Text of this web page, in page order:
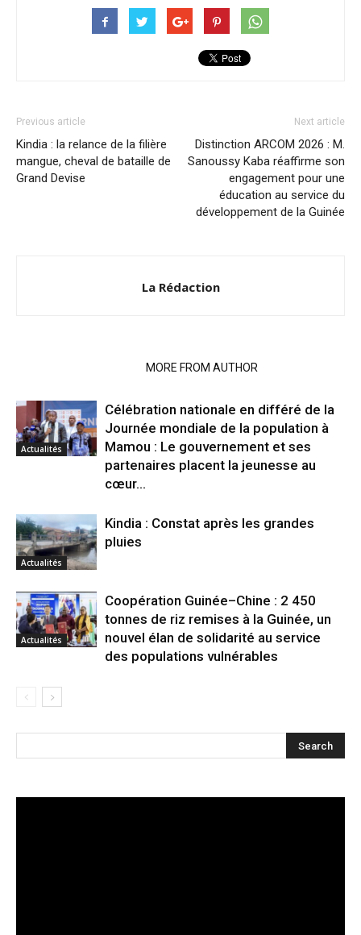
Previous article
Kindia : la relance de la filière
mangue, cheval de bataille de
Grand Devise
Next article
Distinction ARCOM 2026 : M.
Sanoussy Kaba réaffirme son
engagement pour une
éducation au service du
développement de la Guinée
La Rédaction
MORE FROM AUTHOR
Actualités
Célébration nationale en différé de la
Journée mondiale de la population à
Mamou : Le gouvernement et ses
partenaires placent la jeunesse au
cœur...
Actualités
Kindia : Constat après les grandes
pluies
Actualités
Coopération Guinée–Chine : 2 450
tonnes de riz remises à la Guinée, un
nouvel élan de solidarité au service
des populations vulnérables